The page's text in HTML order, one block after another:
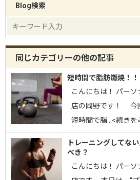
Blog検索
同じカテゴリーの他の記事
短時間で脂肪燃焼！！
こんにちは！ パーソ
店の岡野です！ 今
短時間で脂…<続きを
トレーニングしてな
べき？
こんにちは！ パーソ